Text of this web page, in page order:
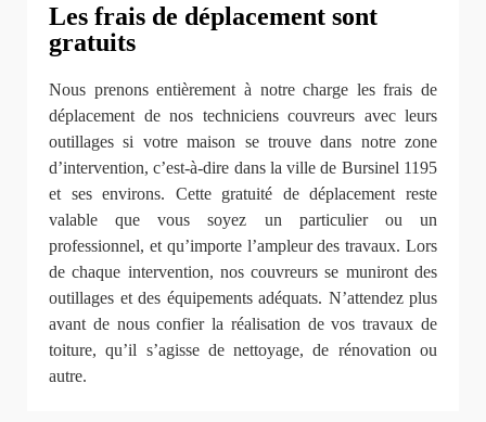
Les frais de déplacement sont
gratuits
Nous prenons entièrement à notre charge les frais de
déplacement de nos techniciens couvreurs avec leurs
outillages si votre maison se trouve dans notre zone
d’intervention, c’est-à-dire dans la ville de Bursinel 1195
et ses environs. Cette gratuité de déplacement reste
valable que vous soyez un particulier ou un
professionnel, et qu’importe l’ampleur des travaux. Lors
de chaque intervention, nos couvreurs se muniront des
outillages et des équipements adéquats. N’attendez plus
avant de nous confier la réalisation de vos travaux de
toiture, qu’il s’agisse de nettoyage, de rénovation ou
autre.